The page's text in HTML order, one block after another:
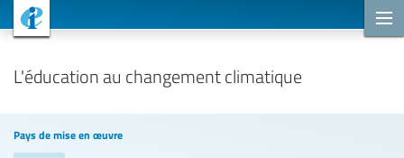
L'éducation au changement climatique
Pays de mise en œuvre